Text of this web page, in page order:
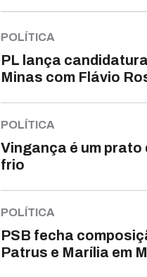
POLÍTICA
PL lança
Minas com Flávio
POLÍTICA
Vingança é um prato
frio
POLÍTICA
PSB fecha
Patrus e Marília em